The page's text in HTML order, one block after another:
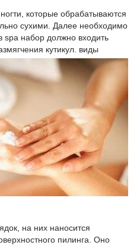
которые обрабатываются
сухими. Далее необходимо
spa набор должно входить
кутикул. виды
на них наносится
пилинга. Оно